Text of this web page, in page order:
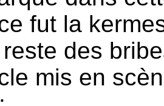
fut la
des
mis en